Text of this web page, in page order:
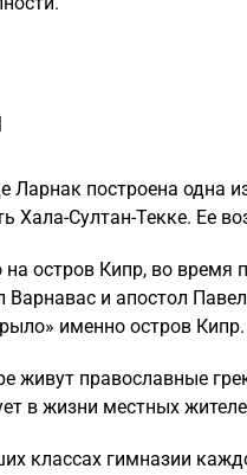
Ларнак построена одна
Хала-Султан-Текке. Ее
остров Кипр, во время
Варнавас и апостол
именно остров Кипр.
живут православные
в жизни местных
классах гимназии